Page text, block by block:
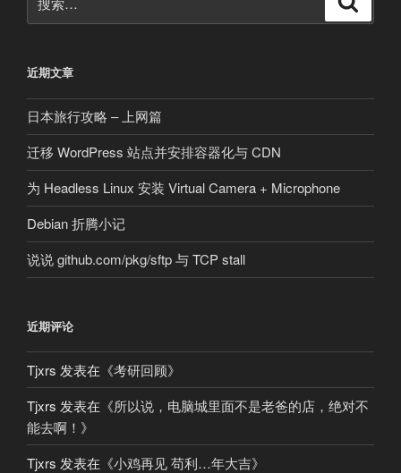
USB
无
线
网
卡
并
工
作
在
索：
近期文章
日本旅行攻略 – 上网篇
迁移 WordPress 站点并安排容器化与 CDN
为 Headless Linux 安装 Virtual Camera + Microphone
Debian 折腾小记
说说 github.com/pkg/sftp 与 TCP stall
近期评论
Tjxrs 发表在《考研回顾》
Tjxrs 发表在《所以说，电脑城里面不是老爸的店，绝对不
能去啊！ 》
Tjxrs 发表在《小鸡再见 苟利…年大吉》